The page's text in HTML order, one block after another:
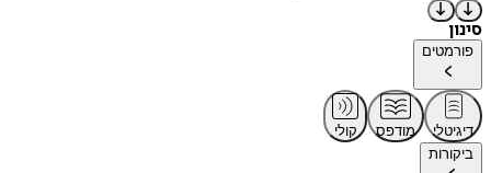
סינון
פורמטים
דיגיטלי מודפס
קולי
ביקורות